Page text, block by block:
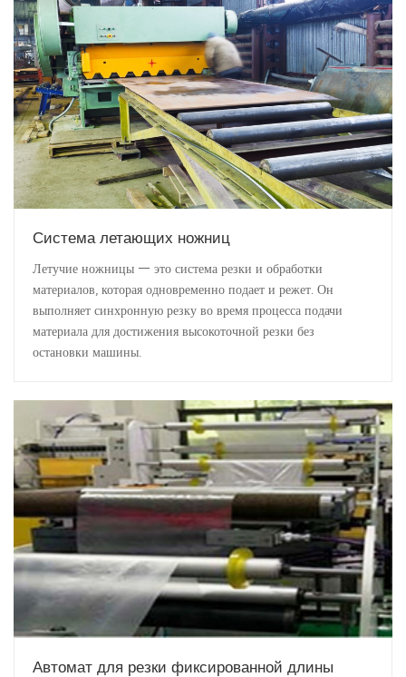
Система летающих ножниц
Летучие ножницы — это система резки и обработки
материалов, которая одновременно подает и режет. Он
выполняет синхронную резку во время процесса подачи
материала для достижения высокоточной резки без
остановки машины.
Автомат для резки фиксированной длины